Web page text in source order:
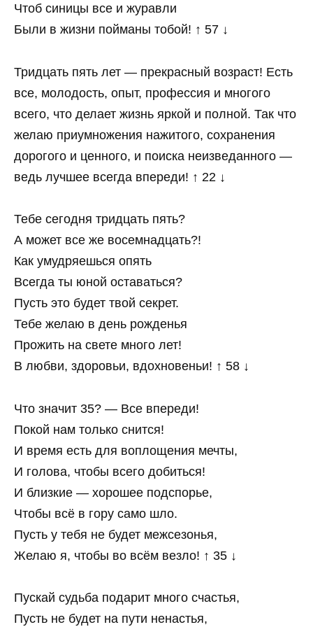
Чтоб синицы все и журавли
Были в жизни пойманы тобой! ↑ 57 ↓
Тридцать пять лет — прекрасный возраст! Есть
все, молодость, опыт, профессия и многого
всего, что делает жизнь яркой и полной. Так что
желаю приумножения нажитого, сохранения
дорогого и ценного, и поиска неизведанного —
ведь лучшее всегда впереди! ↑ 22 ↓
Тебе сегодня тридцать пять?
А может все же восемнадцать?!
Как умудряешься опять
Всегда ты юной оставаться?
Пусть это будет твой секрет.
Тебе желаю в день рожденья
Прожить на свете много лет!
В любви, здоровьи, вдохновеньи! ↑ 58 ↓
Что значит 35? — Все впереди!
Покой нам только снится!
И время есть для воплощения мечты,
И голова, чтобы всего добиться!
И близкие — хорошее подспорье,
Чтобы всё в гору само шло.
Пусть у тебя не будет межсезонья,
Желаю я, чтобы во всём везло! ↑ 35 ↓
Пускай судьба подарит много счастья,
Пусть не будет на пути ненастья,